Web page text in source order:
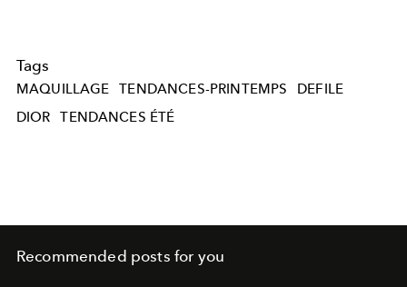
Tags
MAQUILLAGE TENDANCES-PRINTEMPS
DEFILE
DIOR
TENDANCES ÉTÉ
Recommended posts for you